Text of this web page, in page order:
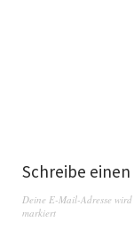
Schreibe
Deine E-Mail-Adresse
markiert